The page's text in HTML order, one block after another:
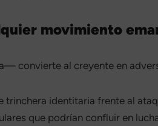
movimiento
convierte al creyente en
trinchera identitaria frente al
que podrían confluir en